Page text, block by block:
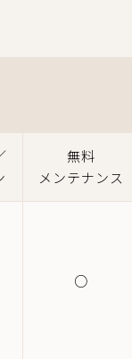
無料
メンテナンス
○